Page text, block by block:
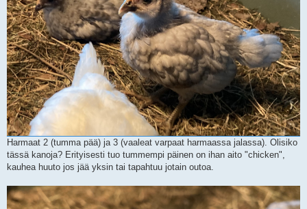
Harmaat 2 (tumma pää) ja 3 (vaaleat varpaat harmaassa jalassa). Olisiko
tässä kanoja? Erityisesti tuo tummempi päinen on ihan aito "chicken",
kauhea huuto jos jää yksin tai tapahtuu jotain outoa.